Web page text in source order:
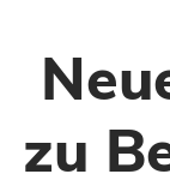
zu